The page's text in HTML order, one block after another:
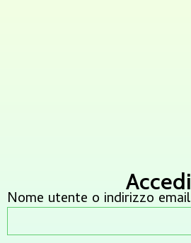
Accedi
Nome utente o indirizzo email